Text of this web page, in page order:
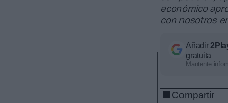
económico
con nosotros
Añadir
gratuita
Mantente
Compartir